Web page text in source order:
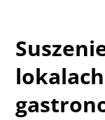
lokalach